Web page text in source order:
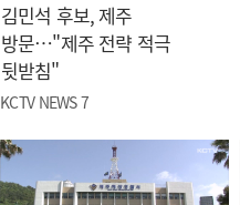
김민석 후보, 제주
방문…"제주 전략 적극
뒷받침"
KCTV NEWS 7